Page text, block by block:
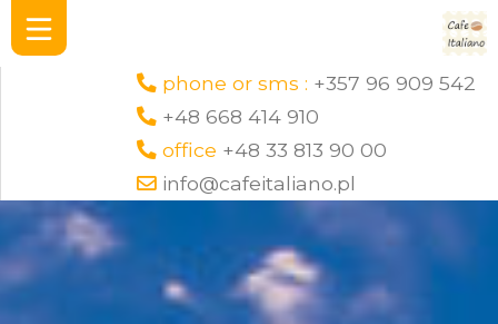
phone or sms : +357 96 909 542
+48 668 414 910
office +48 33 813 90 00
info@cafeitaliano.pl